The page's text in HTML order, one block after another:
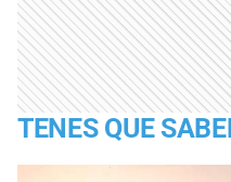
TENES QUE